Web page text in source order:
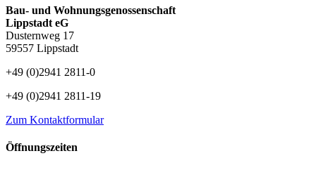
Bau- und Wohnungsgenossenschaft
Lippstadt eG
Dusternweg 17
59557 Lippstadt
+49 (0)2941 2811-0
+49 (0)2941 2811-19
Zum Kontaktformular
Öffnungszeiten